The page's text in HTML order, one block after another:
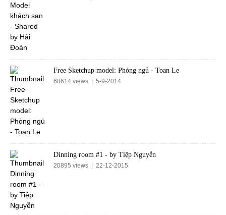
Free Sketchup model: Phòng ngủ - Toan Le
68614 views | 5-9-2014
Dinning room #1 - by Tiệp Nguyễn
20895 views | 22-12-2015